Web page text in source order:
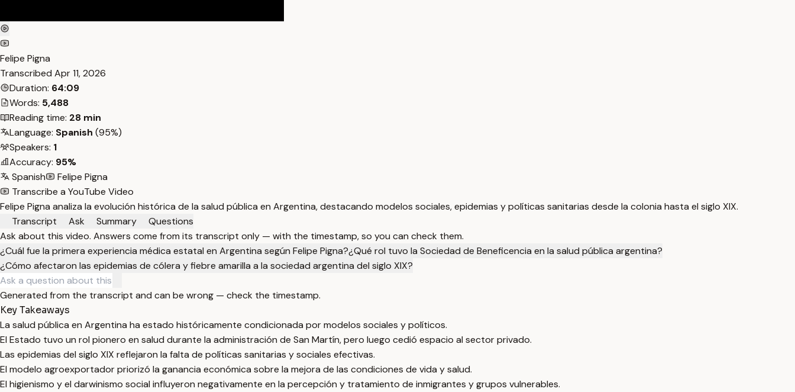
Felipe Pigna
Transcribed Apr 11, 2026
Duration: 64:09
Words: 5,488
Reading time: 28 min
Language: Spanish (95%)
Speakers: 1
Accuracy: 95%
Spanish
Felipe Pigna
Transcribe a YouTube Video
Felipe Pigna analiza la evolución histórica de la salud pública en Argentina, destacando modelos sociales, epidemias y políticas sanitarias desde la colonia hasta el siglo XIX.
Transcript
Ask Summary
Questions
Ask about this video. Answers come from its transcript only — with the timestamp, so you can check them.
¿Cuál fue la primera experiencia médica estatal en Argentina según Felipe Pigna?¿Qué rol tuvo la Sociedad de Beneficencia en la salud pública argentina?
¿Cómo afectaron las epidemias de cólera y fiebre amarilla a la sociedad argentina del siglo XIX?
Generated from the transcript and can be wrong — check the timestamp.
Key Takeaways
La salud pública en Argentina ha estado históricamente condicionada por modelos sociales y políticos.
El Estado tuvo un rol pionero en salud durante la administración de San Martín, pero luego cedió espacio al sector privado.
Las epidemias del siglo XIX reflejaron la falta de políticas sanitarias y sociales efectivas.
El modelo agroexportador priorizó la ganancia económica sobre la mejora de las condiciones de vida y salud.
El higienismo y el darwinismo social influyeron negativamente en la percepción y tratamiento de inmigrantes y grupos vulnerables.